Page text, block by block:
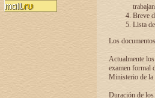
Breve
Lista
Los
Actualmente
examen formal
Ministerio de la
Duración de